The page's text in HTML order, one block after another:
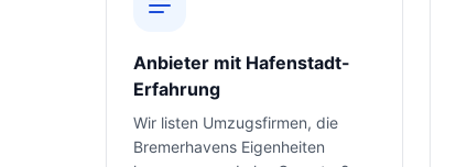
Anbieter mit Hafenstadt-
Erfahrung
Wir listen Umzugsfirmen, die
Bremerhavens Eigenheiten